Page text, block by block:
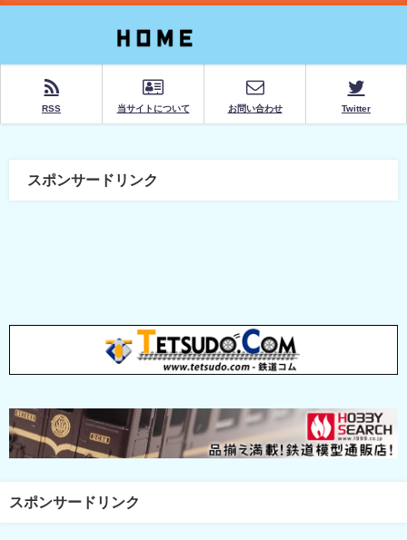
RSS 当サイトについて お問い合わせ Twitter
スポンサードリンク
スポンサードリンク